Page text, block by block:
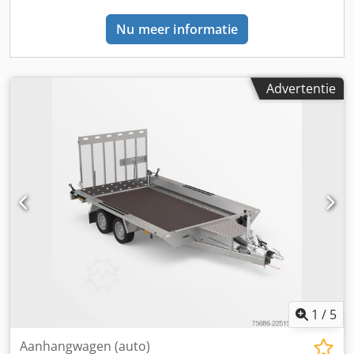
Engels, Frans, Pools en...? Dodpfx Aezr Anrsi Rjck
Typefouten, vergissingen en tussenverkoop voorbehouden.
Nu meer informatie
Advertentie
1 / 5
Aanhangwagen (auto)